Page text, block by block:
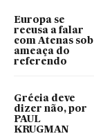
Europa se
recusa a falar
com Atenas sob
ameaça do
referendo
Grécia deve
dizer não, por
PAUL
KRUGMAN